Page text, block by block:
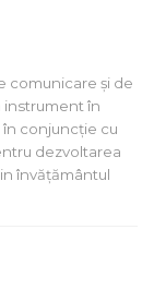
comunicare și de
instrument în
conjuncție cu
dezvoltarea
învățământul